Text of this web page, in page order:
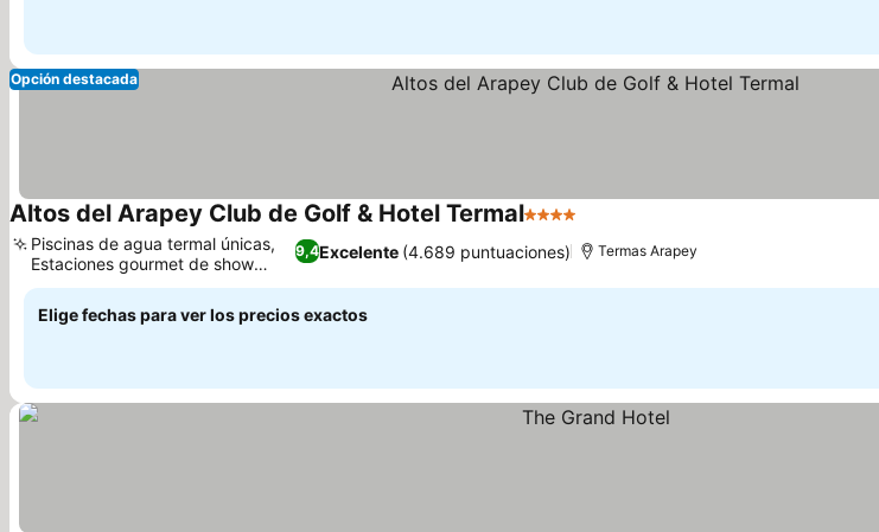
Opción destacada
Altos del Arapey Club de Golf & Hotel Termal4 Estrellas
9,4Excelente (4.689 puntuaciones)
Piscinas de agua termal únicas,
Estaciones gourmet de show
cooking
Termas Arapey
Elige fechas para ver los precios exactos